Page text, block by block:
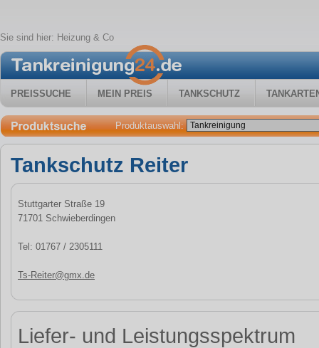
Sie sind hier: Heizung & Co
PREISSUCHE MEIN PREIS TANKSCHUTZ
Produktauswahl:
Tankschutz Reiter
Stuttgarter Straße 19
71701 Schwieberdingen
Tel: 01767 / 2305111
Ts-Reiter@gmx.de
Liefer- und Leistungsspektrum